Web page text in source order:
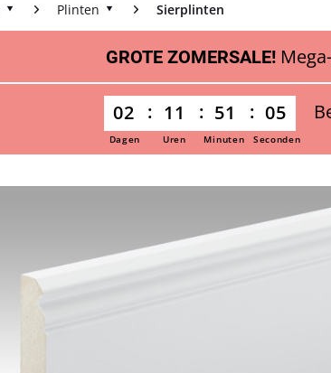
Plinten Sierplinten
GROTE ZOMERSALE!
02 11 51 04
Dagen Uren Minuten Seconden